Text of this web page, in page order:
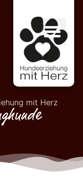
mit Herz